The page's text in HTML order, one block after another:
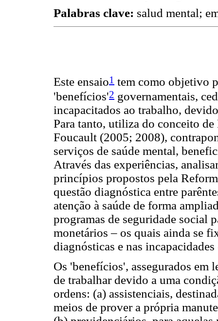
Palabras clave: salud mental;
Este ensaio1 tem como objetivo
'benefícios'2 governamentais,
incapacitados ao trabalho,
Para tanto, utiliza do conceito
Foucault (2005; 2008),
serviços de saúde mental,
Através das experiências,
princípios propostos pela
questão diagnóstica entre
atenção à saúde de forma
programas de seguridade social
monetários – os quais ainda se
diagnósticas e nas incapacidades
Os 'benefícios', assegurados em
de trabalhar devido a uma
ordens: (a) assistenciais,
meios de prover a própria